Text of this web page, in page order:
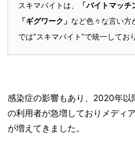
スキマバイトは、
「バイトマッ
「ギグワーク」 など色々な言い方
では”スキマバイト”で統一してお
感染症の影響もあり、2020年以
の利用者が急増しておりメディ
が増えてきました。